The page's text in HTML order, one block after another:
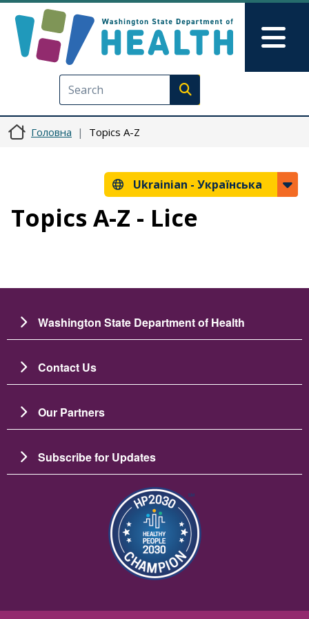
Execute search
Головна Topics A-Z
Ukrainian - Українська
Topics A-Z - Lice
Washington State Department of Health
Contact Us
Our Partners
Subscribe for Updates
Зображення